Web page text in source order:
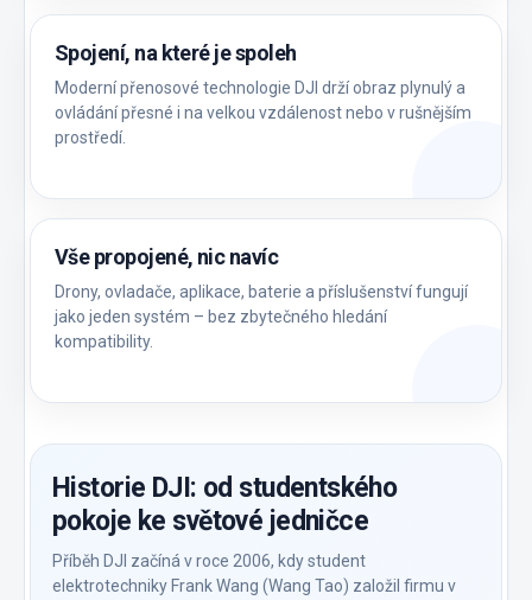
Spojení, na které je spoleh
Moderní přenosové technologie DJI drží obraz plynulý a
ovládání přesné i na velkou vzdálenost nebo v rušnějším
prostředí.
Vše propojené, nic navíc
Drony, ovladače, aplikace, baterie a příslušenství fungují
jako jeden systém – bez zbytečného hledání
kompatibility.
Historie DJI: od studentského
pokoje ke světové jedničce
Příběh DJI začíná v roce 2006, kdy student
elektrotechniky Frank Wang (Wang Tao) založil firmu v